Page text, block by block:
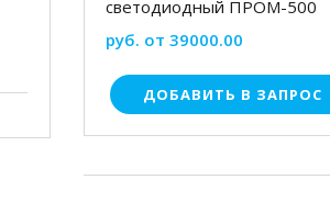
светодиодный ПРОМ-500
руб. от 39000.00
ДОБАВИТЬ В ЗАПРОС